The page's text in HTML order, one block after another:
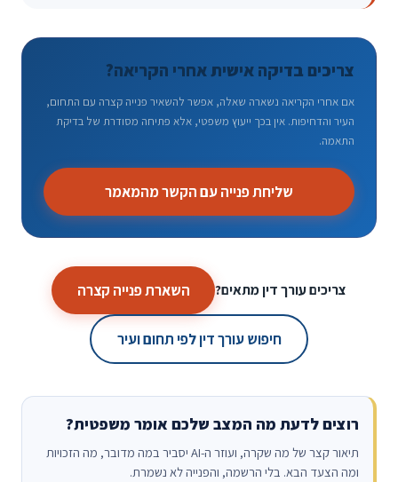
צריכים בדיקה אישית אחרי הקריאה?
אם אחרי הקריאה נשארה שאלה, אפשר להשאיר פנייה קצרה עם התחום,
העיר והדחיפות. אין בכך ייעוץ משפטי, אלא פתיחה מסודרת של בדיקת
התאמה.
שליחת פנייה עם הקשר מהמאמר
צריכים עורך דין מתאים? השארת פנייה קצרה
חיפוש עורך דין לפי תחום ועיר
רוצים לדעת מה המצב שלכם אומר משפטית?
תיאור קצר של מה שקרה, ועוזר ה-AI יסביר במה מדובר, מה הזכויות
ומה הצעד הבא. בלי הרשמה, והפנייה לא נשמרת.